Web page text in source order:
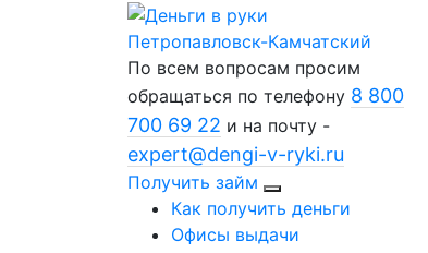
Петропавловск-Камчатский
По всем вопросам просим
обращаться по телефону 8 800
700 69 22 и на почту -
expert@dengi-v-ryki.ru
Получить займ
Как получить деньги
Офисы выдачи